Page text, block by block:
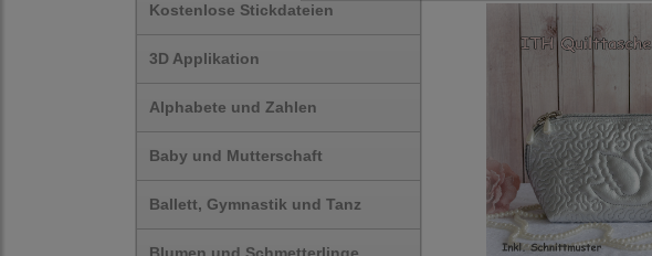
Kostenlose Stickdateien
3D Applikation
Alphabete und Zahlen
Baby und Mutterschaft
Ballett, Gymnastik und Tanz